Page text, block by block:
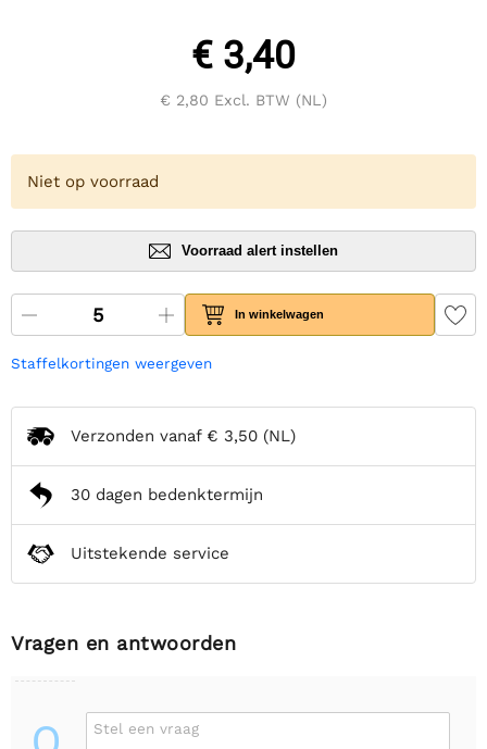
€ 3,40
€ 2,80 Excl. BTW (NL)
Niet op voorraad
Voorraad alert instellen
In winkelwagen
Staffelkortingen weergeven
Verzonden vanaf € 3,50 (NL)
30 dagen bedenktermijn
Uitstekende service
Vragen en antwoorden
Stel een vraag